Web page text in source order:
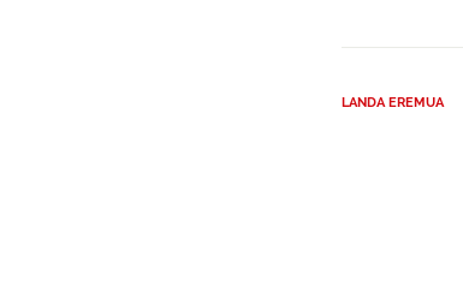
LANDA EREMUA